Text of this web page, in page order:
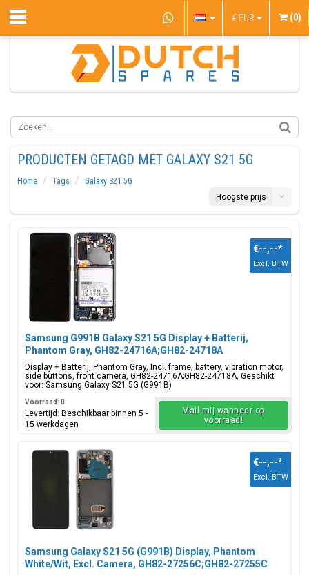
€ EUR (0)
PRODUCTEN GETAGD MET GALAXY S21 5G
Home Tags
Galaxy S21 5G
Hoogste prijs
Samsung G991B Galaxy S21 5G Display + Batterij,
Phantom Gray, GH82-24716A;GH82-24718A
Display + Batterij, Phantom Gray, Incl. frame, battery, vibration motor,
side buttons, front camera, GH82-24716A;GH82-24718A, Geschikt
voor: Samsung Galaxy S21 5G (G991B)
€--,--*
Excl. BTW
Voorraad: 0
Levertijd: Beschikbaar binnen 5 -
15 werkdagen
Mail mij wanneer op
voorraad!
Samsung Galaxy S21 5G (G991B) Display, Phantom
White/Wit, Excl. Camera, GH82-27256C;GH82-27255C
€--,--*
Excl. BTW